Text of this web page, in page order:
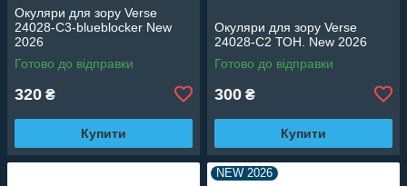
Окуляри для зору Verse
24028-C3-blueblocker New
2026
Готово до відправки
320 ₴
Купити
Окуляри для зору Verse
24028-C2 ТОН. New 2026
Готово до відправки
300 ₴
Купити
NEW 2026